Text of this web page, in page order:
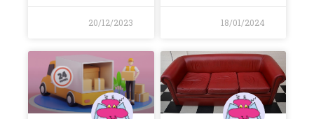
18/01/2024
20/12/2023